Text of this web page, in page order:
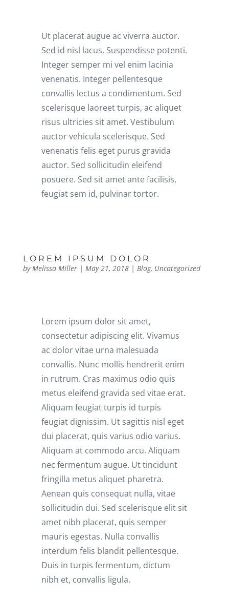
Ut placerat augue ac viverra auctor.
Sed id nisl lacus. Suspendisse potenti.
Integer semper mi vel enim lacinia
venenatis. Integer pellentesque
convallis lectus a condimentum. Sed
scelerisque laoreet turpis, ac aliquet
risus ultricies sit amet. Vestibulum
auctor vehicula scelerisque. Sed
venenatis felis eget purus gravida
auctor. Sed sollicitudin eleifend
posuere. Sed sit amet ante facilisis,
feugiat sem id, pulvinar tortor.
LOREM IPSUM DOLOR
byMelissa Miller| May 21, 2018| Blog, Uncategorized
Lorem ipsum dolor sit amet,
consectetur adipiscing elit. Vivamus
ac dolor vitae urna malesuada
convallis. Nunc mollis hendrerit enim
in rutrum. Cras maximus odio quis
metus eleifend gravida sed vitae erat.
Aliquam feugiat turpis id turpis
feugiat dignissim. Ut sagittis nisl eget
dui placerat, quis varius odio varius.
Aliquam at commodo arcu. Aliquam
nec fermentum augue. Ut tincidunt
fringilla metus aliquet pharetra.
Aenean quis consequat nulla, vitae
sollicitudin dui. Sed scelerisque elit sit
amet nibh placerat, quis semper
mauris egestas. Nulla convallis
interdum felis blandit pellentesque.
Duis in turpis fermentum, dictum
nibh et, convallis ligula.